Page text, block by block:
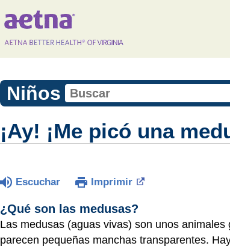
Niños
¡Ay! ¡Me picó una
Escuchar Imprimir
¿Qué son las medusas?
Las medusas (aguas vivas) son unos
parecen pequeñas manchas transparentes.